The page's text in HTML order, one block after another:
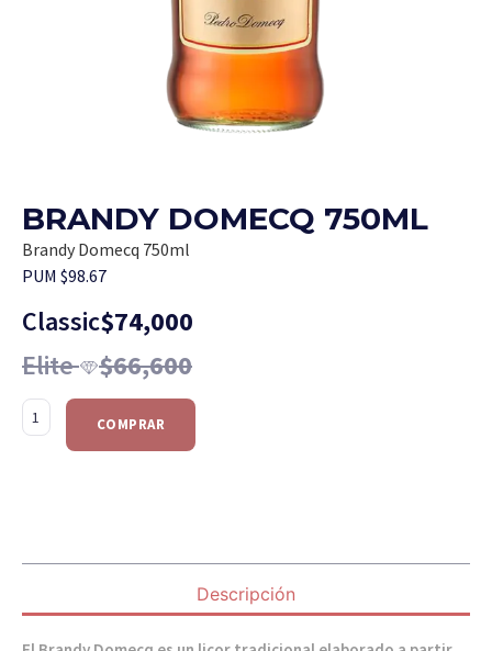
BRANDY DOMECQ 750ML
Brandy Domecq 750ml
PUM $98.67
Classic$74,000
Elite $66,600
COMPRAR
Descripción